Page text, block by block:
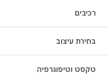
רכיבים
בחירת עיצוב
טקסט וטיפוגרפיה